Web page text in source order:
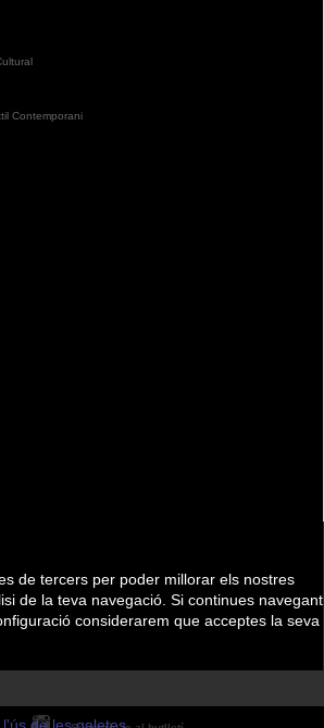
de tercers per poder millorar els nostres
de la teva navegació. Si continues navegant
considerarem que acceptes la seva
Contemporani